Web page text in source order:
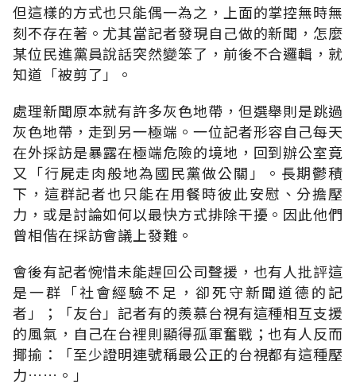
但這樣的方式也只能偶一為之，上面的掌控無時無
刻不存在著。尤其當記者發現自己做的新聞，怎麼
某位民進黨員說話突然變笨了，前後不合邏輯，就
知道「被剪了」。
處理新聞原本就有許多灰色地帶，但選舉則是跳過
灰色地帶，走到另一極端。一位記者形容自己每天
在外採訪是暴露在極端危險的境地，回到辦公室竟
又「行屍走肉般地為國民黨做公關」。長期鬱積
下，這群記者也只能在用餐時彼此安慰、分擔壓
力，或是討論如何以最快方式排除干擾。因此他們
曾相偕在採訪會議上發難。
會後有記者惋惜未能趕回公司聲援，也有人批評這
是一群「社會經驗不足，卻死守新聞道德的記
者」；「友台」記者有的羨慕台視有這種相互支援
的風氣，自己在台裡則顯得孤軍奮戰；也有人反而
揶揄：「至少證明連號稱最公正的台視都有這種壓
力……。」